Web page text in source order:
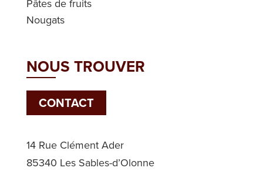
Pâtes de fruits
Nougats
NOUS TROUVER
CONTACT
14 Rue Clément Ader
85340 Les Sables-d’Olonne